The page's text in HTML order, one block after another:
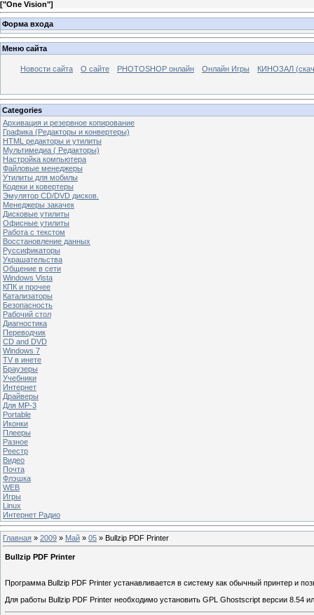
["One Vision"]
Форма входа
Меню сайта
Новости сайта О сайте PHOTOSHOP онлайн Онлайн Игры КИНОЗАЛ
Categories
Архивация и резервное копирование
Графика (Редакторы и конвертеры)
HTML редакторы и утилиты
Мультимедиа ( Редакторы)
Настройка компьютера
Файловые менеджеры
Утилиты для мобилы
Кодеки и ковертеры
Эмулятор CD/DVD дисков.
Менеджеры закачек
Дисковые утилиты
Офисные утилиты
Работа с текстом
Восстановление данных
Руссификаторы
Украшательства
Общение в сети
Windows Vista
КПК и прочее
Катализаторы
Безопасность
Рабочий стол
Диагностика
Переводчик
CD and DVD
Windows 7
TV в инете
Браузеры
Учебники
Интернет
Драйверы
Для MP-3
Portable
Иконки
Плееры
Разное
Реестр
Видео
Почта
Флэшка
WEB
Игры
Linux
Интернет Радио
Главная » 2009 » Май » 05 » Bullzip PDF Printer
Bullzip PDF Printer
Программа Bullzip PDF Printer устанавливается в систему как обычный принтер и
Для работы Bullzip PDF Printer необходимо установить GPL Ghostscript версии 8.54